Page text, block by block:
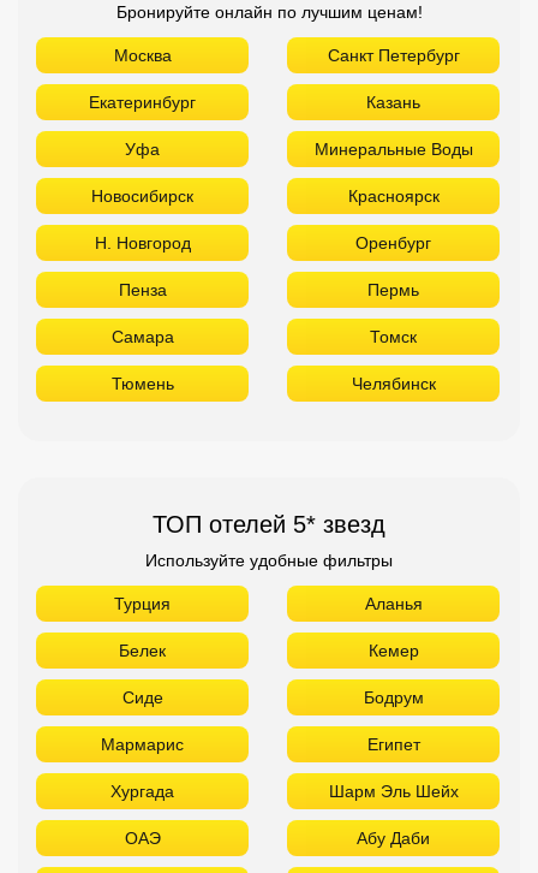
Бронируйте онлайн по лучшим ценам!
Москва Санкт Петербург
Екатеринбург Казань
Уфа Минеральные Воды
Новосибирск Красноярск
Н. Новгород Оренбург
Пенза Пермь
Самара Томск
Тюмень Челябинск
ТОП отелей 5* звезд
Используйте удобные фильтры
Турция Аланья
Белек Кемер
Сиде Бодрум
Мармарис Египет
Хургада Шарм Эль Шейх
ОАЭ Абу Даби